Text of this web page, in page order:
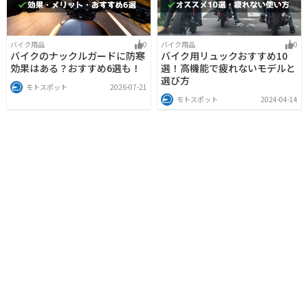
バイク用品 0
バイクのナックルガードに防寒
効果はある？おすすめ6選も！
モトスポット 2026-07-21
バイク用品 0
バイク用リュックおすすめ10
選！高機能で疲れないモデルと
選び方
モトスポット 2024-04-14